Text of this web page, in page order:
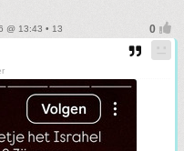
@ 13:43 • 13